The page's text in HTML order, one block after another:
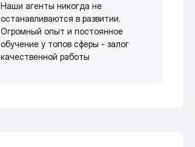
Наши агенты никогда не
останавливаются в развитии.
Огромный опыт и постоянное
обучение у топов сферы - залог
качественной работы